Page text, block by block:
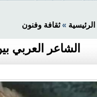
الرئيسية »ثقافة وفنون
الشاعر العربي